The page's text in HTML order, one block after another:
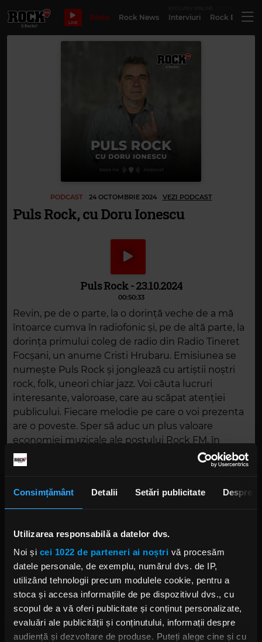
Consimțământ Detalii Setări publicitate Despre
Utilizarea responsabilă a datelor dvs.
Noi și cei 1022 de parteneri ai noștri vă procesăm
datele personale, de exemplu, numărul dvs. de IP,
utilizând tehnologii precum modulele cookie, pentru a
stoca și accesa informațiile de pe dispozitivul dvs., cu
scopul de a vă oferi publicitate și conținut personalizate,
evaluări ale publicității și conținutului, informații despre
audiență și dezvoltare de produse. Puteți alege cine și cu
LIVE
Bilete Rock News Interviuri Rock
PODCAST 24 OCTOMBRIE 2024 VEZI PODCAST
Puls Rock, cu Doru Ionescu
Puls Rock - 23.10.2024
00:50:33
Revin, pe de o parte, la o dorință veche de a mă
întoarce cumva în radiofonic și, pe de altă parte, la
dorința primului coleg de radio din Radio Tineret
Focșani, un anume Cristi Hrubaru. Emisiunea se
numește Puls Rock și jonglează cu artiștii noștri
rock, folk, uneori chiar jazz. Voi căuta lucruri
interesante, valoroase, care au scăpat atenției
publicului. Fiecare melodie pe care o voi prezenta
are o poveste. Sper să aduc un plus valoare
economiei muzicale ale postului Rock FM, în
această oră, în fiecare miercuri de la 19.00. Radioul
mi-a oferit și sunt sigur că îmi va oferi în
Alte podcasturi
Puls Rock - 25.12.2024
27 DECEMBRIE 2024 – 00:52:11